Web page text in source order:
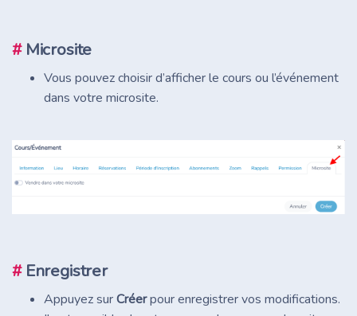
# Microsite
Vous pouvez choisir d’afficher le cours ou l’événement
dans votre microsite.
# Enregistrer
Appuyez surCréerpour enregistrer vos modifications.